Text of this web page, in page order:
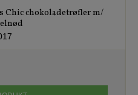
Chic chokoladetrøfler m/